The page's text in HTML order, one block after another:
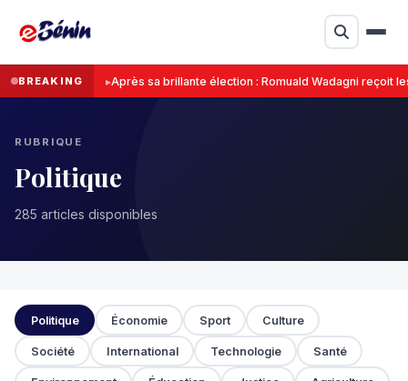
BREAKING Après sa brillante élection : Romuald Wadagni reçoit
RUBRIQUE
Politique
285 articles disponibles
Politique Économie Sport Culture
Société International Technologie Santé